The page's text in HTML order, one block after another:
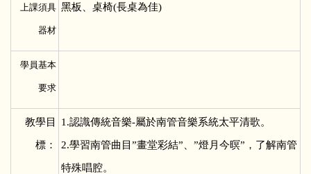
上課須具
器材
黑板、桌椅(長桌為佳)
學員基本
要求
教學目
標：
1.認識傳統音樂-屬於南管音樂系統太平清歌。
2.學習南管曲目”畫堂彩結”、”燈月今暝”，了解南管
特殊唱腔。